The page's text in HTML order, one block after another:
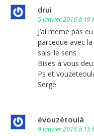
drui
5 janvier 2016 à 19
J’ai meme pas
parceque avec
saisi le sens
Bises à vous
Ps et
Serge
évouzétoulà
9 janvier 2016 à 15